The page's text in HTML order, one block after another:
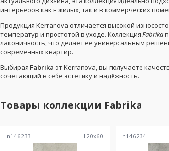
интерьеров как в жилых, так и в коммерческих
Продукция Kerranova отличается высокой
температур и простотой в уходе. Коллекция Fabrika
лаконичность, что делает её универсальным
современных квартир.
Выбирая Fabrika от Kerranova, вы получаете
сочетающий в себе эстетику и надёжность.
Товары коллекции Fabrika
n146233 120x60 n146234